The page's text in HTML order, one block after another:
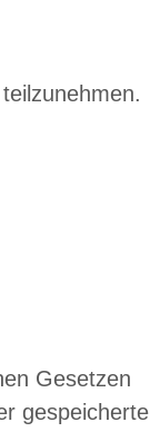
Gesetzen
gespeicherte